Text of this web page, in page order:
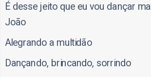
É desse jeito que eu vou dançar
João
Alegrando a multidão
Dançando, brincando, sorrindo